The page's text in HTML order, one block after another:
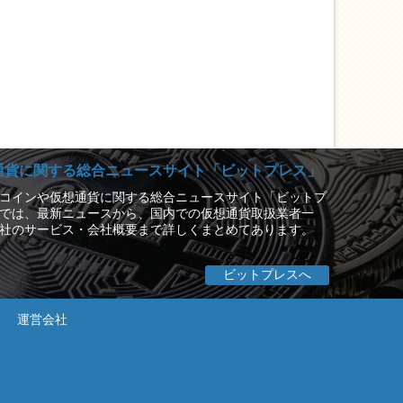
貨に関する総合ニュースサイト「ビットプレス」
インや仮想通貨に関する総合ニュースサイト「ビットプ
は、最新ニュースから、国内での仮想通貨取扱業者一
のサービス・会社概要まで詳しくまとめてあります。
ビットプレスへ
運営会社